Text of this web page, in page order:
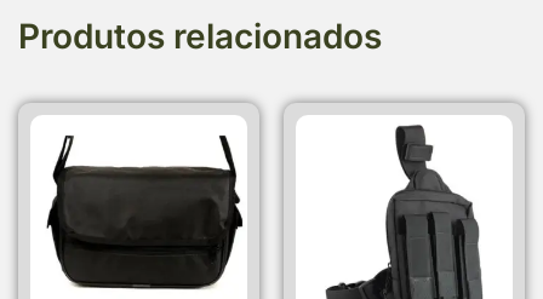
Produtos relacionados